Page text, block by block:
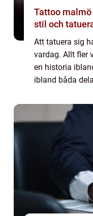
Tattoo malmö så hittar du rätt studio,
stil och
Att tatuera sig
vardag. Allt fler
en historia
ibland båda
studio,